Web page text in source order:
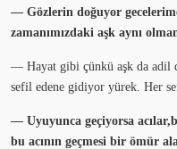
— Gözlerin doğuyor
zamanımızdaki aşk aynı
— Hayat gibi çünkü aşk da adil
sefil edene gidiyor yürek. Her
— Uyuyunca geçiyorsa
bu acının geçmesi bir ömür